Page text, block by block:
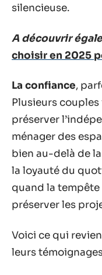
silencieuse.
A découvrir
choisir en 2025
La confiance,
Plusieurs
préserver
ménager des
bien au-delà de
la loyauté du
quand la tempête
préserver les
Voici ce qui
leurs